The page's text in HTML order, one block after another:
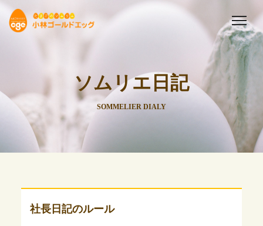
ソムリエ日記
SOMMELIER DIALY
社長日記のルール